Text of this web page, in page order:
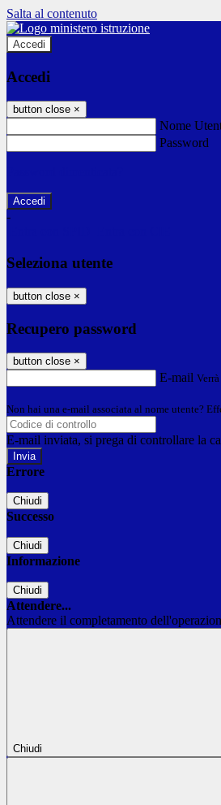
Salta al contenuto
Accedi
Accedi
button close ×
Nome
Password
-
Seleziona utente
button close ×
Recupero password
button close ×
E-mail
Non hai una e-mail associata al nome utente?
E-mail inviata, si prega di controllare la
Errore
Chiudi
Successo
Chiudi
Informazione
Chiudi
Attendere...
Attendere il completamento
Chiudi